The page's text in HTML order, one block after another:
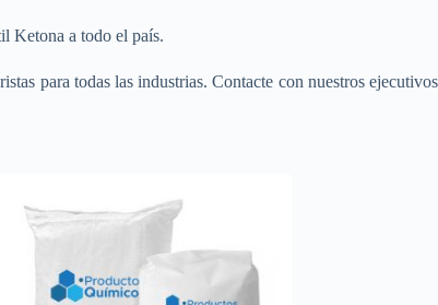
Ketona a todo el país.
para todas las industrias. Contacte con nuestros ejecutivos